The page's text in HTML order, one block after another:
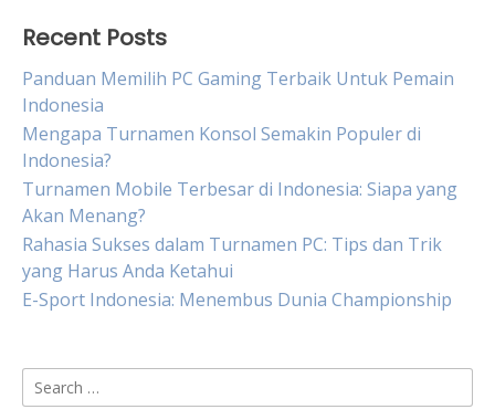
Recent Posts
Panduan Memilih PC Gaming Terbaik Untuk Pemain
Indonesia
Mengapa Turnamen Konsol Semakin Populer di
Indonesia?
Turnamen Mobile Terbesar di Indonesia: Siapa yang
Akan Menang?
Rahasia Sukses dalam Turnamen PC: Tips dan Trik
yang Harus Anda Ketahui
E-Sport Indonesia: Menembus Dunia Championship
Search
for: